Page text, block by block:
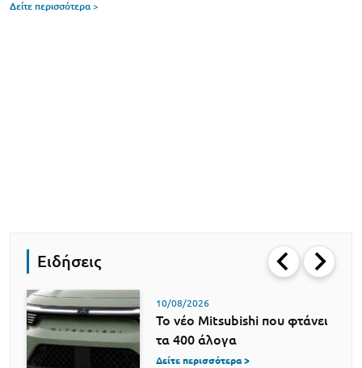
Δείτε περισσότερα >
Ειδήσεις
10/08/2026
Το νέο Mitsubishi που φτάνει
τα 400 άλογα
Δείτε περισσότερα >